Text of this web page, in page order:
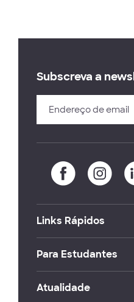
Subscreva a
Links Rápidos
Para Estudantes
Atualidade